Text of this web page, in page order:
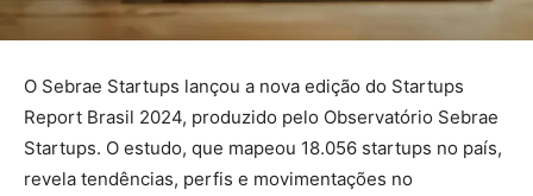
O Sebrae Startups lançou a nova edição do Startups
Report Brasil 2024, produzido pelo Observatório Sebrae
Startups. O estudo, que mapeou 18.056 startups no país,
revela tendências, perfis e movimentações no